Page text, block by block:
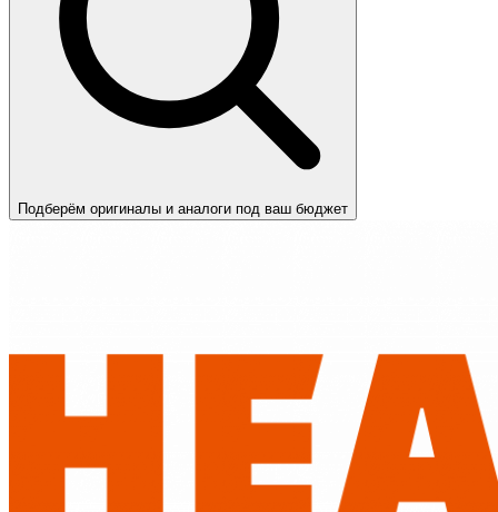
Подберём оригиналы и аналоги под ваш бюджет